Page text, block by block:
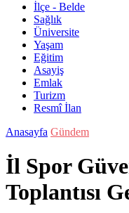
İlçe - Belde
Sağlık
Üniversite
Yaşam
Eğitim
Asayiş
Emlak
Turizm
Resmî İlan
Anasayfa Gündem
İl Spor
Toplantısı